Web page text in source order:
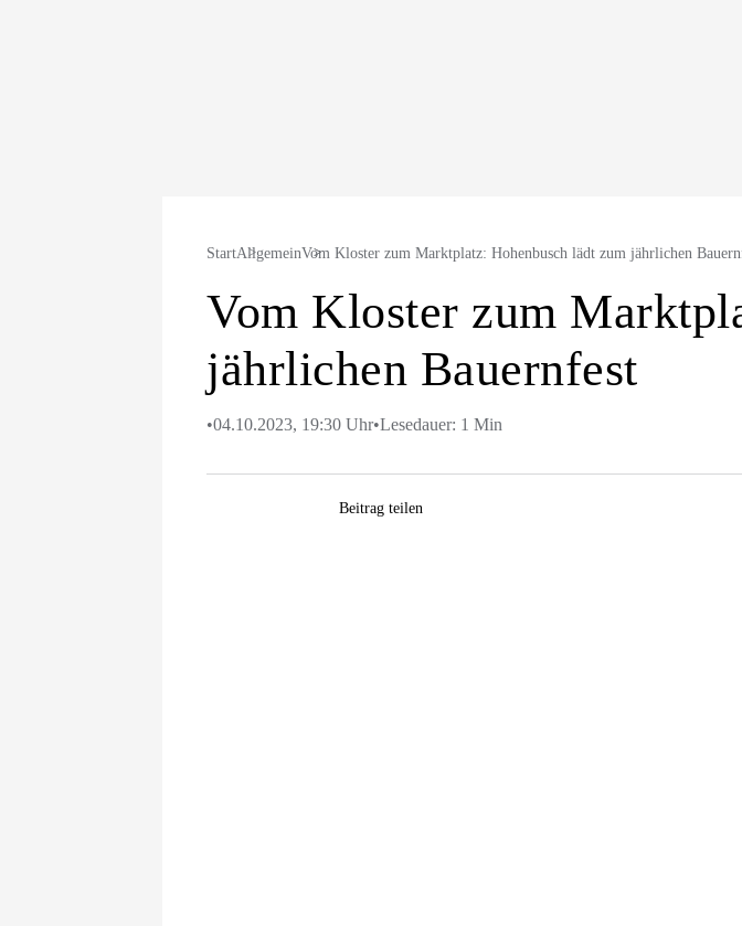
StartAllgemeinVom Kloster zum Marktplatz: Hohenbusch lädt zum jährlichen
Vom Kloster zum
jährlichen Bauernfest
•04.10.2023, 19:30 Uhr•Lesedauer: 1 Min
Beitrag teilen
Pinterest
E-